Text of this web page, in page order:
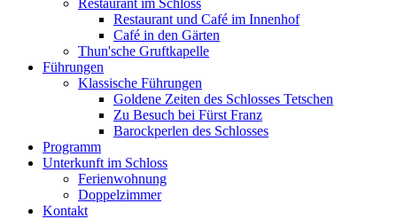
Restaurant im Schloss
Restaurant und Café im Innenhof
Café in den Gärten
Thun'sche Gruftkapelle
Führungen
Klassische Führungen
Goldene Zeiten des Schlosses Tetschen
Zu Besuch bei Fürst Franz
Barockperlen des Schlosses
Programm
Unterkunft im Schloss
Ferienwohnung
Doppelzimmer
Kontakt